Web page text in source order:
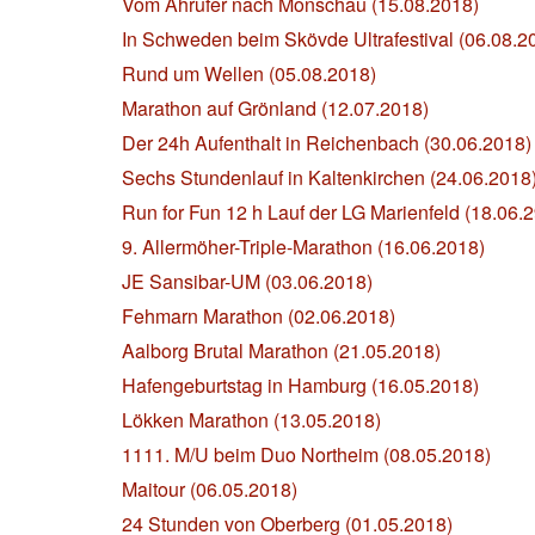
In Schweden beim Skövde Ultrafestival
Rund um Wellen (05.08.2018)
Marathon auf Grönland (12.07.2018)
Der 24h Aufenthalt in Reichenbach (30.06.2018)
Sechs Stundenlauf in Kaltenkirchen (24.06.2018)
Run for Fun 12 h Lauf der LG Marienfeld
9. Allermöher-Triple-Marathon (16.06.2018)
JE Sansibar-UM (03.06.2018)
Fehmarn Marathon (02.06.2018)
Aalborg Brutal Marathon (21.05.2018)
Hafengeburtstag in Hamburg (16.05.2018)
Lökken Marathon (13.05.2018)
1111. M/U beim Duo Northeim (08.05.2018)
Maitour (06.05.2018)
24 Stunden von Oberberg (01.05.2018)